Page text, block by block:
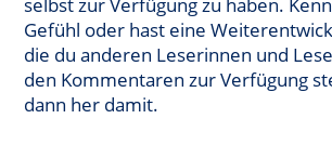
selbst zur Verfügung zu haben.
Gefühl oder hast eine
die du anderen Leserinnen und
den Kommentaren zur Verfügung
dann her damit.